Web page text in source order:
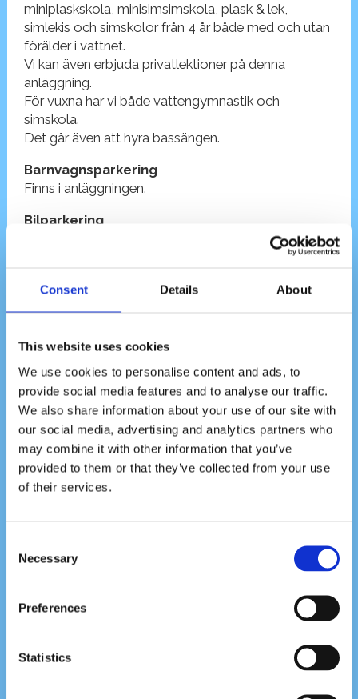
Consent Details About
This website uses cookies
We use cookies to personalise content and ads, to
provide social media features and to analyse our traffic.
We also share information about your use of our site with
our social media, advertising and analytics partners who
may combine it with other information that you’ve
provided to them or that they’ve collected from your use
of their services.
Selection
Necessary
Preferences
Statistics
miniplaskskola, minisimsimskola, plask & lek,
simlekis och simskolor från 4 år både med och utan
förälder i vattnet.
Vi kan även erbjuda privatlektioner på denna
anläggning.
För vuxna har vi både vattengymnastik och
simskola.
Det går även att hyra bassängen.
Barnvagnsparkering
Finns i anläggningen.
Bilparkering
Parkeringsplatser finns på gatan runt anläggningen.